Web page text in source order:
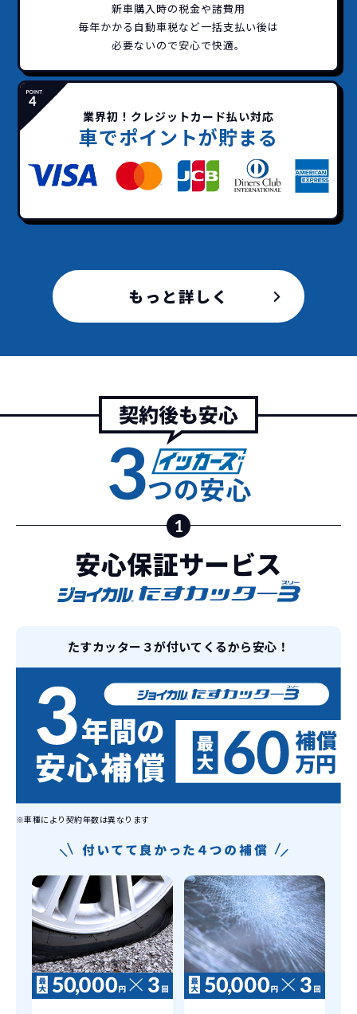
新車購入時の税金や諸費用
毎年かかる自動車税など一括支払い後は
必要ないので安心で快適。
業界初！クレジットカード払い対応
車でポイントが貯まる
頭金不要で超低価格！憧れのクルマが手軽に乗れ
ます！
安さの秘密
ジョイカルジャパンが今まで培ってきた
日本全国・世界中の流通ネットワークと
価設定」を実現しました。
格設定が可能となりました。
お車を返却いただく
必要があるため
して乗るか、購入するかなどを選べます。
しかし、イッカーズの場合は、車両を必
ず返却していただくことを前提とするこ
とで「超低価格」を実現しています。
に新車なので故障の心配がありませんし、急なラ
イフスタイルの変化にも対応が可能です。
故障リスクが非常に低い
3年以内の契約なので、故障リスクが非常
契約リスクが少ない
ライフスタイルに合わせたお車の選択が
できます。急な引っ越し、転勤、家族が増
えるなど。その時その時の状況に合わせ
た車を選べるっていいとおもいません
新型の新車に定期的に乗換
車はだいたい３年くらいで飽きると言わ
れています。
もちろん、その人によりますが、最新型
車に常に乗り続けられるのは気持ちよ
く、人にも自慢できます！
金など一切不要！一括価格をお支払いいただく
だけでご利用いただけます。
新車購入時の税金や
諸費用などが不要
用｣や「各種税金」は車両本体以外にかか
ります。
これらの費用がコミコミの料金です。
継続的にかかる費用が
コミコミ
維持にかかる、毎年の｢自動車税｣はコミ
コミ。3年契約なので通常車検時にかかる
｢自動車重量税｣、｢自賠責保険料｣「整備
もっと詳しく
3つの安心
1
安心保証サービス
たすカッター３が付いてくるから安心！
※車種により契約年数は異なります